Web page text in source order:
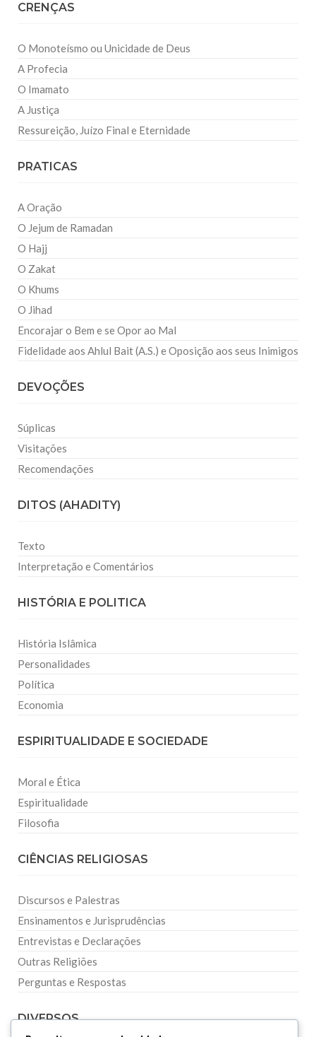
CRENÇAS
O Monoteísmo ou Unicidade de Deus
A Profecia
O Imamato
A Justiça
Ressureição, Juízo Final e Eternidade
PRATICAS
A Oração
O Jejum de Ramadan
O Hajj
O Zakat
O Khums
O Jihad
Encorajar o Bem e se Opor ao Mal
Fidelidade aos Ahlul Bait (A.S.) e Oposição aos seus Inimigos
DEVOÇÕES
Súplicas
Visitações
Recomendações
DITOS (AHADITY)
Texto
Interpretação e Comentários
HISTÓRIA E POLITICA
História Islâmica
Personalidades
Política
Economia
ESPIRITUALIDADE E SOCIEDADE
Moral e Ética
Espiritualidade
Filosofia
CIÊNCIAS RELIGIOSAS
Discursos e Palestras
Ensinamentos e Jurisprudências
Entrevistas e Declarações
Outras Religiões
Perguntas e Respostas
DIVERSOS